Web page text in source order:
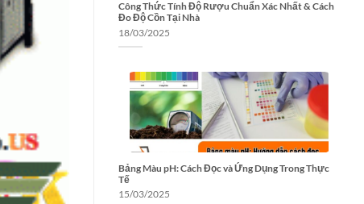
Công Thức Tính Độ Rượu Chuẩn Xác Nhất & Cách
Đo Độ Cồn Tại Nhà
18/03/2025
Bảng Màu pH: Cách Đọc và Ứng Dụng Trong Thực
Tế
15/03/2025